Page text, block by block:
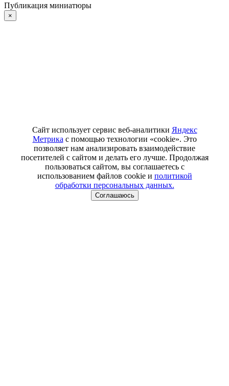
Публикация миниатюры
×
Сайт использует сервис веб-аналитики Яндекс
Метрика с помощью технологии «cookie». Это
позволяет нам анализировать взаимодействие
посетителей с сайтом и делать его лучше. Продолжая
пользоваться сайтом, вы соглашаетесь с
использованием файлов cookie и политикой
обработки персональных данных.
Соглашаюсь